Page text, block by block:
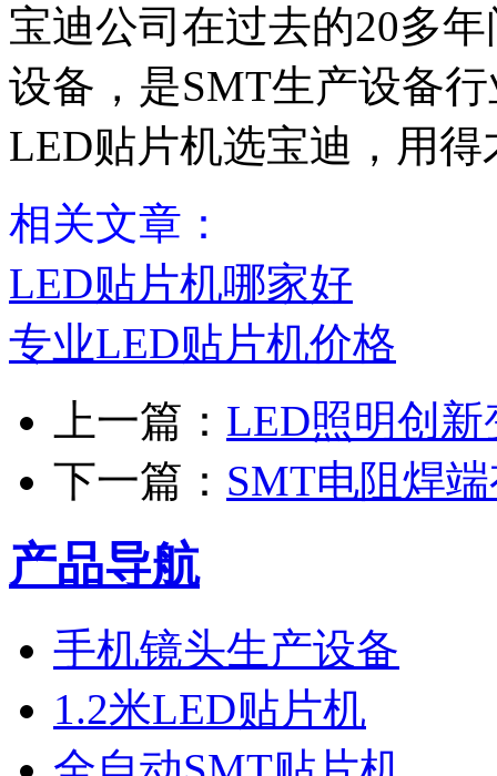
宝迪公司在过去的20多
设备，是SMT生产设备
LED贴片机选宝迪，用得
相关文章：
LED贴片机哪家好
专业LED贴片机价格
上一篇： LED照明创
下一篇： SMT电阻焊
产品导航
手机镜头生产设备
1.2米LED贴片机